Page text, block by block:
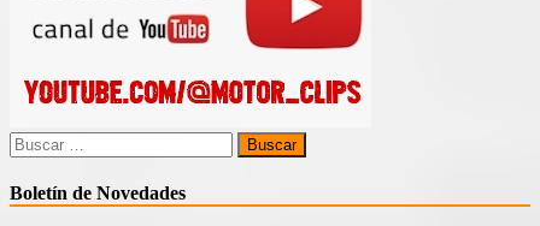
Buscar:
Boletín de Novedades